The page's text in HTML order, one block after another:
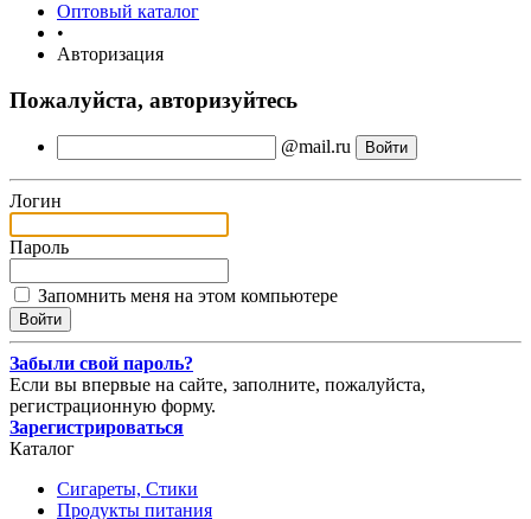
Оптовый каталог
•
Авторизация
Пожалуйста, авторизуйтесь
@mail.ru
Логин
Пароль
Запомнить меня на этом компьютере
Забыли свой пароль?
Если вы впервые на сайте, заполните, пожалуйста,
регистрационную форму.
Зарегистрироваться
Каталог
Сигареты, Стики
Продукты питания